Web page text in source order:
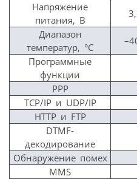
Напряжение
питания, В
Диапазон
температур, °С
Программные
функции
PPP
TCP/IP и UDP/IP
HTTP и FTP
DTMF-
декодирование
Обнаружение помех
MMS